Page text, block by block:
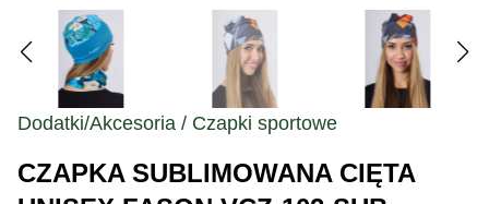
Dodatki/Akcesoria / Czapki sportowe
CZAPKA SUBLIMOWANA CIĘTA